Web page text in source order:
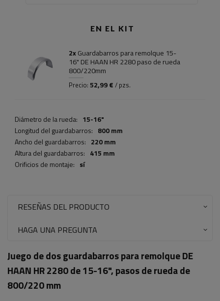
EN EL KIT
2xGuardabarros para remolque 15-
16" DE HAAN HR 2280 paso de rueda
800/220mm
Precio: 52,99 € / pzs.
Diámetro de la rueda: 15-16"
Longitud del guardabarros: 800 mm
Ancho del guardabarros: 220 mm
Altura del guardabarros: 415 mm
Orificios de montaje: sí
RESEÑAS DEL PRODUCTO
HAGA UNA PREGUNTA
Juego de dos guardabarros para remolque DE
HAAN HR 2280 de 15-16", pasos de rueda de
800/220 mm